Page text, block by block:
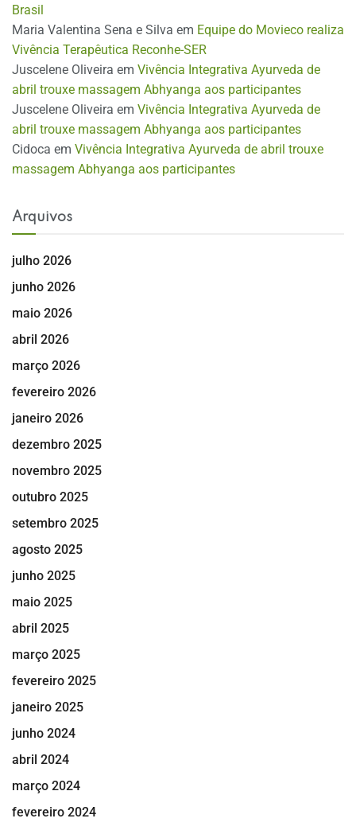
Brasil
Maria Valentina Sena e Silva em Equipe do Movieco realiza
Vivência Terapêutica Reconhe-SER
Juscelene Oliveira em Vivência Integrativa Ayurveda de
abril trouxe massagem Abhyanga aos participantes
Juscelene Oliveira em Vivência Integrativa Ayurveda de
abril trouxe massagem Abhyanga aos participantes
Cidoca em Vivência Integrativa Ayurveda de abril trouxe
massagem Abhyanga aos participantes
Arquivos
julho 2026
junho 2026
maio 2026
abril 2026
março 2026
fevereiro 2026
janeiro 2026
dezembro 2025
novembro 2025
outubro 2025
setembro 2025
agosto 2025
junho 2025
maio 2025
abril 2025
março 2025
fevereiro 2025
janeiro 2025
junho 2024
abril 2024
março 2024
fevereiro 2024